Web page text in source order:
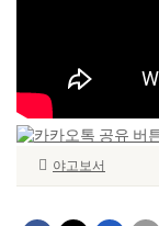
야고보서